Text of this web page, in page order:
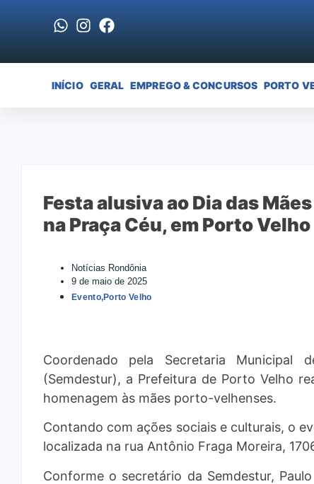
INÍCIO GERAL EMPREGO & CONCURSOS PORTO
Festa alusiva ao Dia das
na Praça Céu, em Porto Velho
Notícias Rondônia
9 de maio de 2025
Evento,Porto Velho
Coordenado pela Secretaria Municipal
(Semdestur), a Prefeitura de Porto Velho
homenagem às mães porto-velhenses.
Contando com ações sociais e culturais, o
localizada na rua Antônio Fraga Moreira,
Conforme o secretário da Semdestur,